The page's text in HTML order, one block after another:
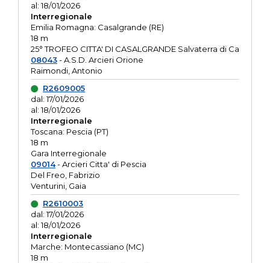
al: 18/01/2026
Interregionale
Emilia Romagna: Casalgrande (RE)
18 m
25° TROFEO CITTA' DI CASALGRANDE Salvaterra di Ca
08043- A.S.D. Arcieri Orione
Raimondi, Antonio
R2609005
dal: 17/01/2026
al: 18/01/2026
Interregionale
Toscana: Pescia (PT)
18 m
Gara Interregionale
09014- Arcieri Citta' di Pescia
Del Freo, Fabrizio
Venturini, Gaia
R2610003
dal: 17/01/2026
al: 18/01/2026
Interregionale
Marche: Montecassiano (MC)
18 m